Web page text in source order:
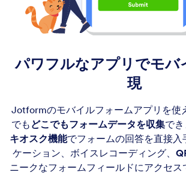
パワフルなアプリでモバ
現
Jotformのモバイルフォームアプリを使
でも どこでもフォームデータを収集で
キオスク機能でフォームの回答を直接入
ケーション、ボイスレコーディング、
ニークなフォームフィールドにアクセス